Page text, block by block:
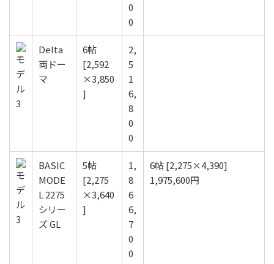
0
0
Delta
両ドー
マ
6帖
[2,592
×3,850
]
2,
5
1
6,
8
0
0
BASIC
MODE
L 2275
シリー
ズ GL
5帖
[2,275
×3,640
]
1,
8
6
6,
7
0
0
6帖 [2,275×4,390]
1,975,600円